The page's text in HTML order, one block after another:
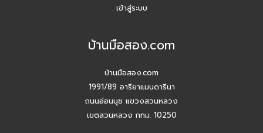
เข้าสู่ระบบ
บ้านมือสอง.com
บ้านมือสอง.com
1991/89 อารียาแมนดารีนา
ถนนอ่อนนุช แขวงสวนหลวง
เขตสวนหลวง กทม. 10250